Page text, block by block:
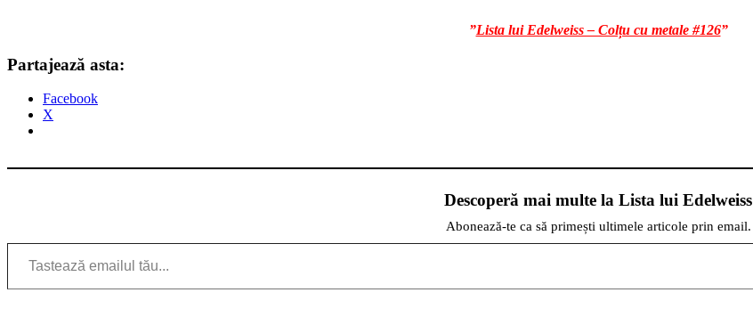
”Lista lui Edelweiss – Colțu cu metale #126”
Partajează asta:
Facebook
X
Descoperă mai multe la Lista lui Edelweiss
Abonează-te ca să primești ultimele articole prin email.
Tastează emailul tău...